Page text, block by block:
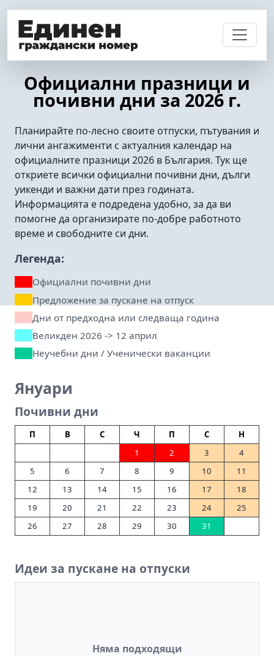
Официални празници и
почивни дни за 2026 г.
Планирайте по-лесно своите отпуски, пътувания и
лични ангажименти с актуалния календар на
официалните празници 2026 в България. Тук ще
откриете всички официални почивни дни, дълги
уикенди и важни дати през годината.
Информацията е подредена удобно, за да ви
помогне да организирате по-добре работното
време и свободните си дни.
Легенда:
Официални почивни дни
Предложение за пускане на отпуск
Дни от предходна или следваща година
Великден 2026 -> 12 април
Неучебни дни / Ученически ваканции
Януари
Почивни дни
П В С Ч П С
Н
1
2 3
4
5
6 7 8 9 10
11
12
13 14 15 16 17
18
19
20 21 22 23 24
25
26
27 28 29 30 31
Идеи за пускане на отпуски
Няма подходящи